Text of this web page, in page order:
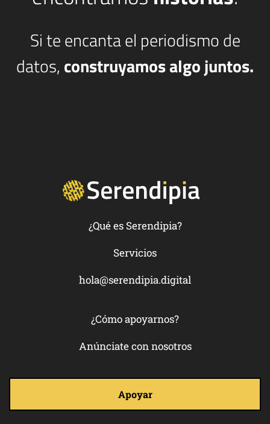
Si te encanta el periodismo de
datos, construyamos algo juntos.
¿Qué es Serendipia?
Servicios
hola@serendipia.digital
¿Cómo apoyarnos?
Anúnciate con nosotros
Apoyar